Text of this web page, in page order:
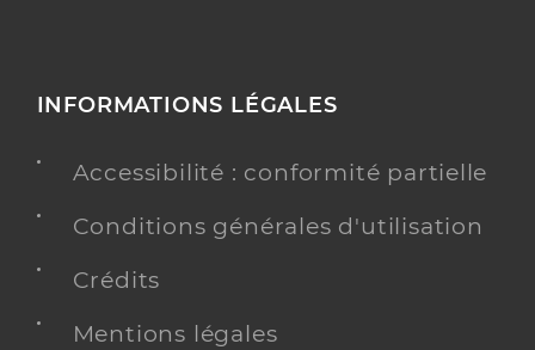
INFORMATIONS LÉGALES
Accessibilité : conformité partielle
Conditions générales d'utilisation
Crédits
Mentions légales